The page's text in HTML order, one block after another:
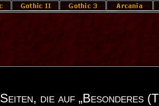
Seiten, die auf „Besonderes